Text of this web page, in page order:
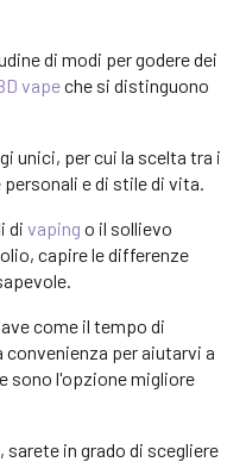
di modi per godere dei
vapeche si distinguono
unici, per cui la scelta tra i
e di stile di vita.
di vaping o il sollievo
capire le differenze
come il tempo di
per aiutarvi a
sono l'opzione migliore
in grado di scegliere